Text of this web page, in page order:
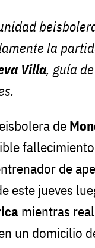
la
Villa, guía
de
de
este jueves
mientras
un domicilio